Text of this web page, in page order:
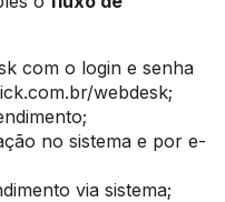
com o login e senha
webdesk;
no sistema e por e-
via sistema;